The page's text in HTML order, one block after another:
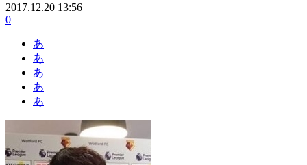
2017.12.20 13:56
0
あ
あ
あ
あ
あ